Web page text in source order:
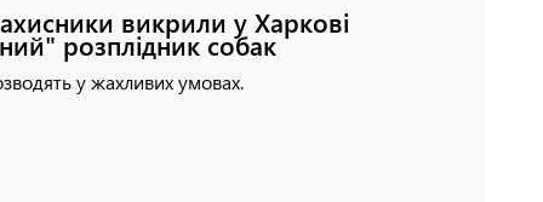
викрили у Харкові
розплідник собак
у жахливих умовах.